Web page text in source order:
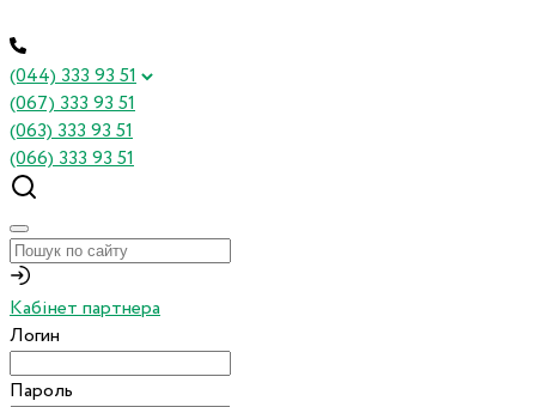
(044) 333 93 51
(067) 333 93 51
(063) 333 93 51
(066) 333 93 51
Кабінет партнера
Логин
Пароль